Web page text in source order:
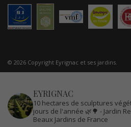
© 2026 Copyright Eyrignac et ses jardins.
EYRIGNAC
10 hectares de sculptures
jours de l'année 🌿🌳 - Jardin
Beaux Jardins de France